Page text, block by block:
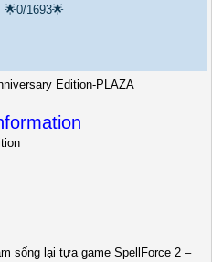
🌟0/1693🌟
sống lại tựa game SpellForce 2 –